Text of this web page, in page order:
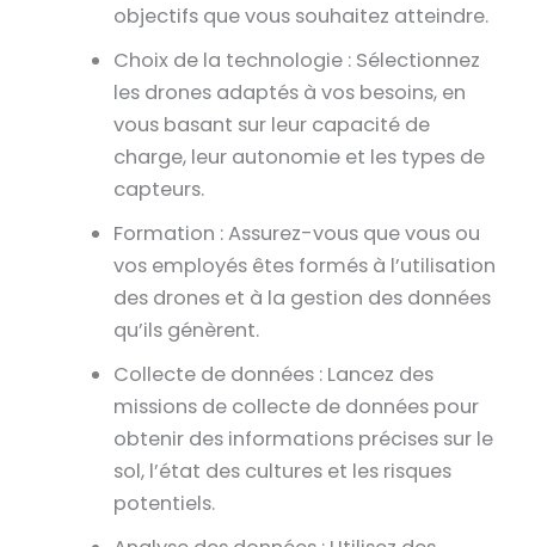
objectifs que vous souhaitez atteindre.
Choix de la technologie : Sélectionnez
les drones adaptés à vos besoins, en
vous basant sur leur capacité de
charge, leur autonomie et les types de
capteurs.
Formation : Assurez-vous que vous ou
vos employés êtes formés à l’utilisation
des drones et à la gestion des données
qu’ils génèrent.
Collecte de données : Lancez des
missions de collecte de données pour
obtenir des informations précises sur le
sol, l’état des cultures et les risques
potentiels.